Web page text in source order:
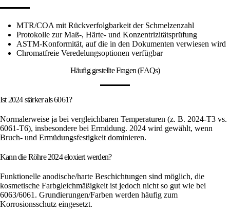
MTR/COA mit Rückverfolgbarkeit der Schmelzenzahl
Protokolle zur Maß-, Härte- und Konzentrizitätsprüfung
ASTM-Konformität, auf die in den Dokumenten verwiesen wird
Chromatfreie Veredelungsoptionen verfügbar
Häufig gestellte Fragen (FAQs)
Ist 2024 stärker als 6061?
Normalerweise ja bei vergleichbaren Temperaturen (z. B. 2024-T3 vs.
6061-T6), insbesondere bei Ermüdung. 2024 wird gewählt, wenn
Bruch- und Ermüdungsfestigkeit dominieren.
Kann die Röhre 2024 eloxiert werden?
Funktionelle anodische/harte Beschichtungen sind möglich, die
kosmetische Farbgleichmäßigkeit ist jedoch nicht so gut wie bei
6063/6061. Grundierungen/Farben werden häufig zum
Korrosionsschutz eingesetzt.